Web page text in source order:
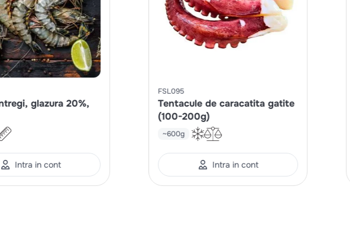
glazura 20%,
Intra in cont
FSL095
Tentacule de caracatita gatite
(100-200g)
~600g
Intra in cont